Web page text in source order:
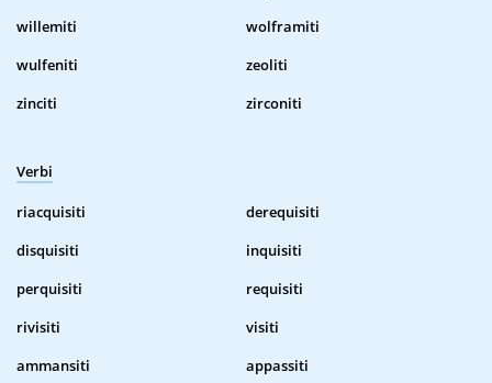
willemiti
wolframiti
wulfeniti
zeoliti
zinciti
zirconiti
Verbi
riacquisiti
derequisiti
disquisiti
inquisiti
perquisiti
requisiti
rivisiti
visiti
ammansiti
appassiti